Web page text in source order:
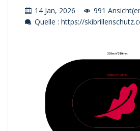
14 Jan, 2026
991
Quelle : https://